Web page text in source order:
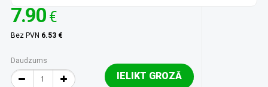
7.90 €
Bez PVN 6.53 €
Daudzums
IELIKT GROZĀ